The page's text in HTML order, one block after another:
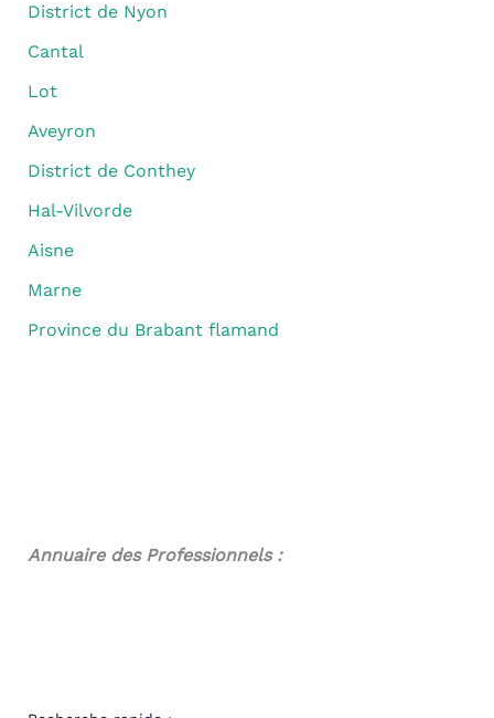
District de Nyon
Cantal
Lot
Aveyron
District de Conthey
Hal-Vilvorde
Aisne
Marne
Province du Brabant flamand
Annuaire des Professionnels :